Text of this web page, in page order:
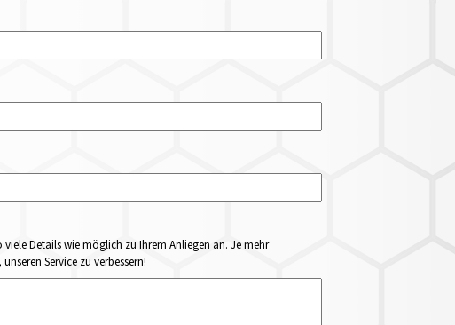
Details wie möglich zu Ihrem Anliegen an. Je mehr
Service zu verbessern!